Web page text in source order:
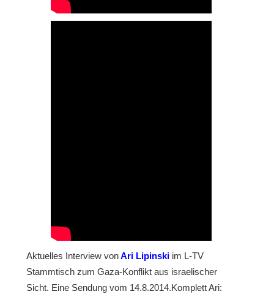
Aktuelles Interview vonAri Lipinskiim L-TV
Stammtisch zum Gaza-Konflikt aus israelischer
Sicht. Eine Sendung vom 14.8.2014.Komplett Ari: